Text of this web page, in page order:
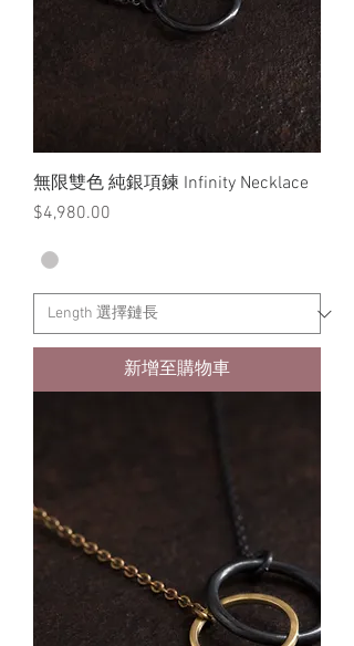
無限雙色 純銀項鍊 Infinity Necklace
價格
$4,980.00
新增至購物車